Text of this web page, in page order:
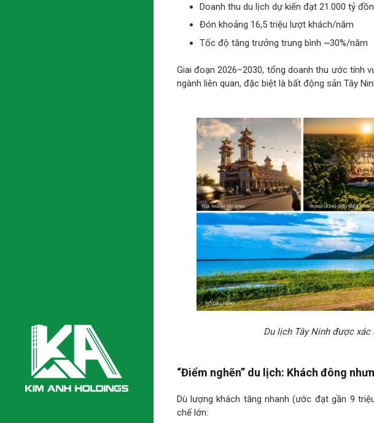
Doanh thu du lịch dự kiến đạt 21.000 tỷ
Đón khoảng 16,5 triệu lượt khách/năm
Tốc độ tăng trưởng trung bình ~30%/năm
Giai đoạn 2026–2030, tổng doanh thu ước tính
ngành liên quan, đặc biệt là bất động sản Tây
Du lịch Tây Ninh được
“Điểm nghẽn” du lịch: Khách đông
Dù lượng khách tăng nhanh (ước đạt gần 9
chế lớn: